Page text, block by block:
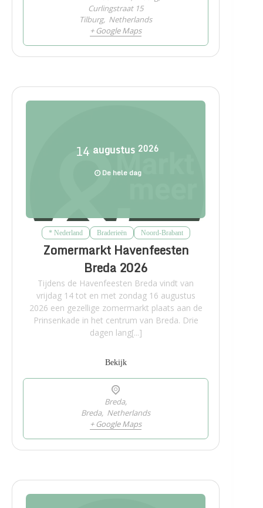
Curlingstraat 15
Tilburg, Netherlands
+ Google Maps
14 augustus 2026
De hele dag
* Nederland Braderieën Noord-Brabant
Zomermarkt Havenfeesten
Breda 2026
Tijdens de Havenfeesten Breda vindt van
vrijdag 14 tot en met zondag 16 augustus
2026 een gezellige zomermarkt plaats aan de
Prinsenkade in het centrum van Breda. Drie
dagen lang[...]
Bekijk
Breda,
Breda, Netherlands
+ Google Maps